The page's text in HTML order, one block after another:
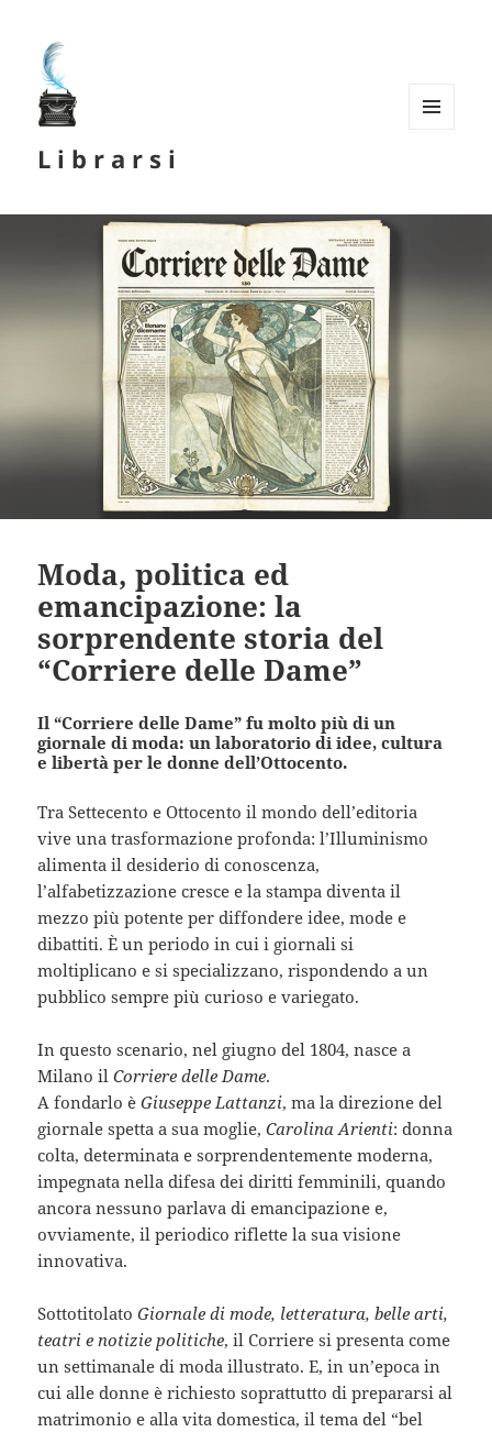
L i b r a r s i
Moda, politica ed
emancipazione: la
sorprendente storia del
“Corriere delle Dame”
Il “Corriere delle Dame” fu molto più di un
giornale di moda: un laboratorio di idee, cultura
e libertà per le donne dell’Ottocento.
Tra Settecento e Ottocento il mondo dell’editoria
vive una trasformazione profonda: l’Illuminismo
alimenta il desiderio di conoscenza,
l’alfabetizzazione cresce e la stampa diventa il
mezzo più potente per diffondere idee, mode e
dibattiti. È un periodo in cui i giornali si
moltiplicano e si specializzano, rispondendo a un
pubblico sempre più curioso e variegato.
In questo scenario, nel giugno del 1804, nasce a
Milano ilCorriere delle Dame.
A fondarlo èGiuseppe Lattanzi, ma la direzione del
giornale spetta a sua moglie,Carolina Arienti: donna
colta, determinata e sorprendentemente moderna,
impegnata nella difesa dei diritti femminili, quando
ancora nessuno parlava di emancipazione e,
ovviamente, il periodico riflette la sua visione
innovativa.
SottotitolatoGiornale di mode, letteratura, belle arti,
teatri e notizie politiche, il Corriere si presenta come
un settimanale di moda illustrato. E, in un’epoca in
cui alle donne è richiesto soprattutto di prepararsi al
matrimonio e alla vita domestica, il tema del “bel